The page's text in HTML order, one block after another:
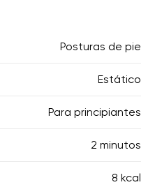
Posturas de pie
Estático
Para principiantes
2 minutos
8 kcal